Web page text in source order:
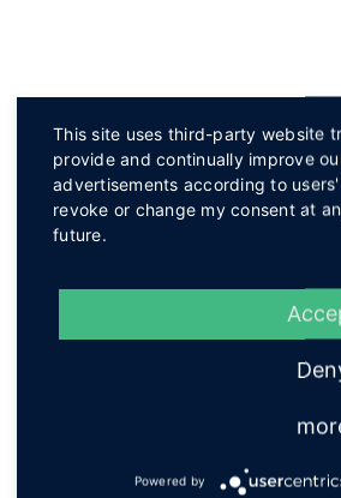
This site uses third-party website
provide and continually improve
advertisements according to
revoke or change my consent at
future.
Powered by